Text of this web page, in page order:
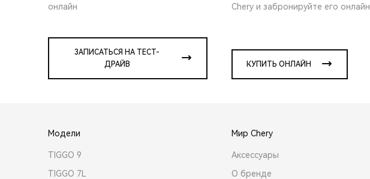
онлайн
ЗАПИСАТЬСЯ НА ТЕСТ-
ДРАЙВ
Chery и забронируйте его онлайн
КУПИТЬ ОНЛАЙН
Модели
TIGGO 9
TIGGO 7L
Мир Chery
Аксессуары
О бренде